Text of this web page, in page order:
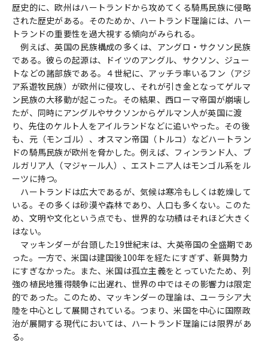
歴史的に、欧州はハートランドから攻めてくる騎馬民族に侵略
された歴史がある。そのためか、ハートランド理論には、ハー
トランドの重要性を過大視する傾向がみられる。
例えば、英国の民族構成の多くは、アングロ・サクソン民族
である。彼らの起源は、ドイツのアングル、サクソン、ジュー
トなどの諸部族である。４世紀に、アッチラ率いるフン（アジ
ア系遊牧民族）が欧州に侵攻し、それが引き金となってゲルマ
ン民族の大移動が起こった。その結果、西ローマ帝国が崩壊し
たが、同時にアングルやサクソンからゲルマン人が英国に渡
り、先住のケルト人をアイルランドなどに追いやった。その後
も、元（モンゴル）、オスマン帝国（トルコ）などハートラン
ドの騎馬民族が欧州を脅かした。例えば、フィンランド人、ブ
ルガリア人（マジャール人）、エストニア人はモンゴル系をル
ーツに持つ。
ハートランドは広大であるが、気候は寒冷もしくは乾燥して
いる。その多くは砂漠や森林であり、人口も多くない。このた
め、文明や文化という点でも、世界的な功績はそれほど大きく
はない。
マッキンダーが台頭した19世紀末は、大英帝国の全盛期であ
った。一方で、米国は建国後100年を経たにすぎず、新興勢力
にすぎなかった。また、米国は孤立主義をとっていたため、列
強の植民地獲得競争に出遅れ、世界の中ではその影響力は限定
的であった。このため、マッキンダーの理論は、ユーラシア大
陸を中心として展開されている。つまり、米国を中心に国際政
治が展開する現代においては、ハートランド理論には限界があ
る。